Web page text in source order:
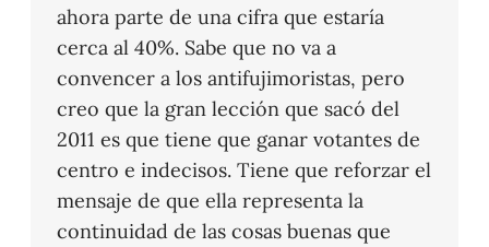
ahora parte de una cifra que estaría
cerca al 40%. Sabe que no va a
convencer a los antifujimoristas, pero
creo que la gran lección que sacó del
2011 es que tiene que ganar votantes de
centro e indecisos. Tiene que reforzar el
mensaje de que ella representa la
continuidad de las cosas buenas que